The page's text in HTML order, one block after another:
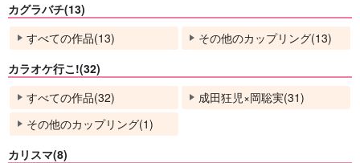
サンプル
再販希望
サンプル
カート
サンプル
カート
No.13 No.13
カグラバチ(13)
すべての作品(13)
その他のカップリング(13)
カラオケ行こ!(32)
すべての作品(32)
成田狂児×岡聡実(31)
その他のカップリング(1)
カリスマ(8)